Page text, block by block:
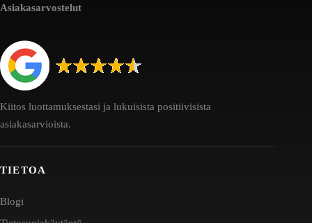
Asiakasarvostelut
Kiitos luottamuksestasi ja lukuisista positiivisista
asiakasarvioista.
TIETOA
Blogi